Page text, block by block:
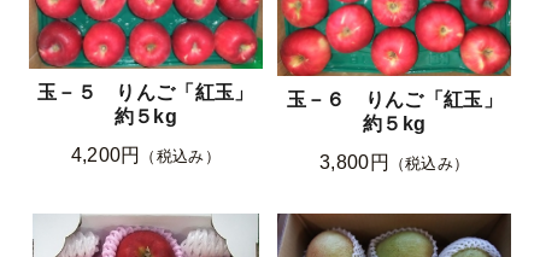
玉－５ りんご「紅玉」
約５kg
4,200円
（税込み）
玉－６ りんご「紅玉」
約５kg
3,800円
（税込み）